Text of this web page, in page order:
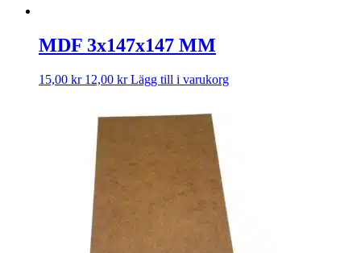
MDF 3x147x147 MM
15,00 kr 12,00 kr Lägg till i varukorg